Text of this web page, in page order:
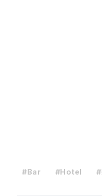
#Bar #Hotel #